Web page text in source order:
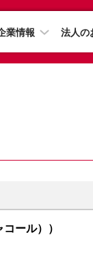
業情報 法人の
ール））